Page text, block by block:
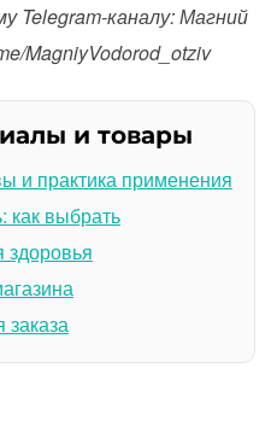
Telegram-каналу: Магний
MagniyVodorod_otziv
и товары
и практика применения
как выбрать
здоровья
заказа